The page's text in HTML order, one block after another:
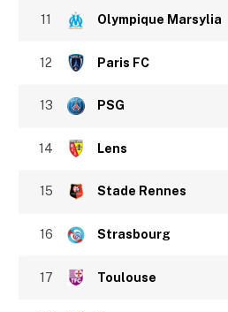
11 Olympique Marsylia
12 Paris FC
13 PSG
14 Lens
15 Stade Rennes
16 Strasbourg
17 Toulouse